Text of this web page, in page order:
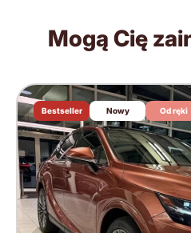
Mogą Cię
Bestseller Nowy Od ręki